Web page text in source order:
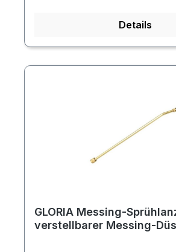
Details
GLORIA Messing-
verstellbarer Messing-